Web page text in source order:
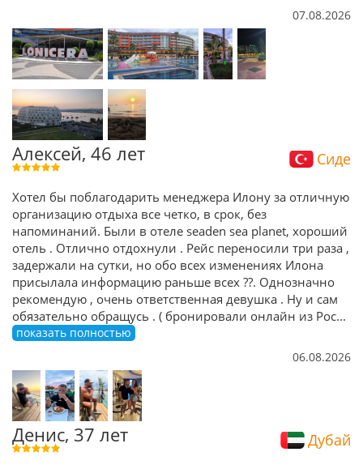
07.08.2026
Алексей, 46 лет Сиде
Хотел бы поблагодарить менеджера Илону за отличную
организацию отдыха все четко, в срок, без
напоминаний. Были в отеле seaden sea planet, хороший
отель . Отлично отдохнули . Рейс переносили три раза ,
задержали на сутки, но обо всех изменениях Илона
присылала информацию раньше всех ??. Однозначно
рекомендую , очень ответственная девушка . Ну и сам
обязательно обращусь . ( бронировали онлайн из Рос...
показать полностью
06.08.2026
Денис, 37 лет Дубай